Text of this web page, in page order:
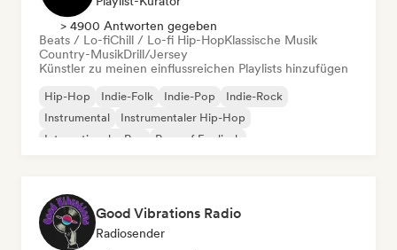
> 4900 Antworten gegeben
Beats / Lo-fiChill / Lo-fi Hip-HopKlassische Musik
Country-MusikDrill/Jersey
Künstler zu meinen einflussreichen Playlists hinzufügen
Hip-Hop Indie-Folk Indie-Pop
Indie-Rock
Instrumental
Instrumentaler Hip-Hop
Internationaler Rap
Rap auf Englisch
Good Vibrations Radio
Radiosender